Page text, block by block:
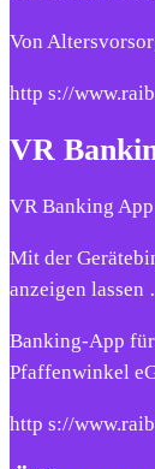
Von
http s://
VR
VR Banking
Mit der
anzeigen lassen
Banking-App
Pfaffenwinkel
http s://